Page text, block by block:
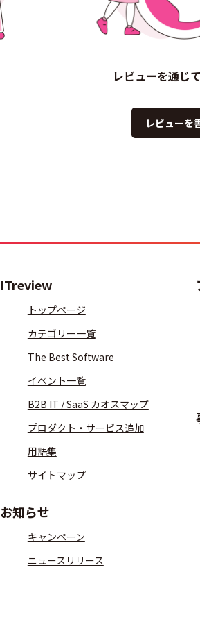
レビューを通じ
レビューを
ITreview
トップページ
カテゴリー一覧
The Best Software
イベント一覧
B2B IT / SaaS カオスマップ
プロダクト・サービス追加
用語集
サイトマップ
お知らせ
キャンペーン
ニュースリリース